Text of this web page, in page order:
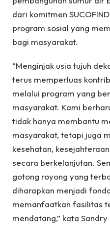
dari komitmen
program sosial yang
bagi masyarakat.
“Menginjak usia tujuh
terus memperluas
melalui program yang
masyarakat. Kami
tidak hanya membantu
masyarakat, tetapi juga
kesehatan,
secara berkelanjutan.
gotong royong yang
diharapkan menjadi
memanfaatkan fasilitas
mendatang,” kata Sandry